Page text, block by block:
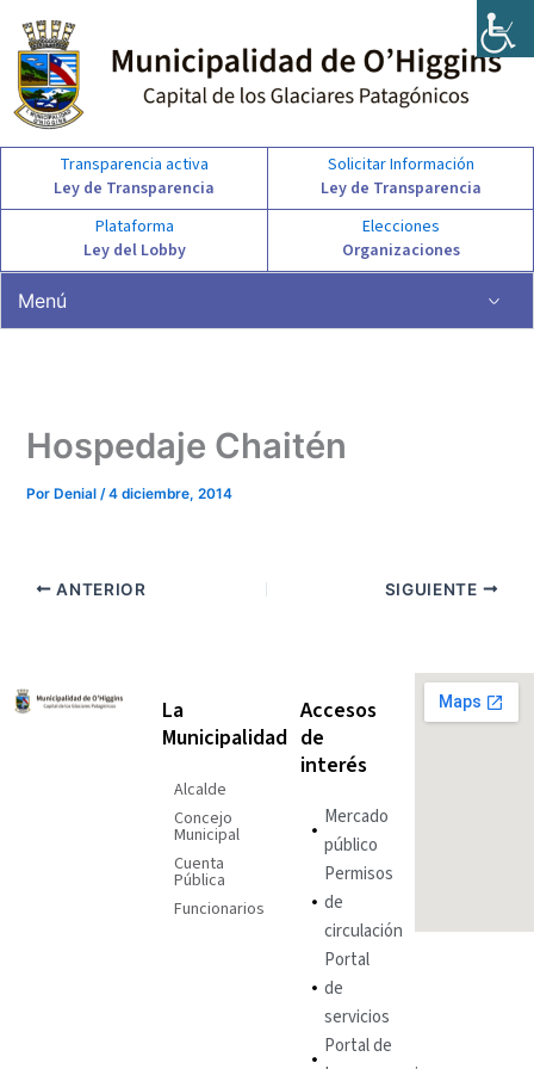
contenido
Transparencia activa
Ley de Transparencia
Solicitar Información
Ley de Transparencia
Plataforma
Ley del Lobby
Elecciones
Organizaciones
Menú
Hospedaje Chaitén
Por Denial/4 diciembre, 2014
ANTERIOR SIGUIENTE
La
Municipalidad
Alcalde
Concejo
Municipal
Cuenta
Pública
Funcionarios
Accesos
de
interés
Mercado
público
Permisos
de
circulación
Portal
de
servicios
Portal de